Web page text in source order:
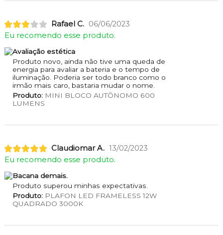
Rafael C. 06/06/2023
Eu recomendo esse produto.
Avaliação estética
Produto novo, ainda não tive uma queda de
energia para avaliar a bateria e o tempo de
iluminação. Poderia ser todo branco como o
irmão mais caro, bastaria mudar o nome.
Produto:MINI BLOCO AUTÔNOMO 600
LUMENS
Claudiomar A. 13/02/2023
Eu recomendo esse produto.
Bacana demais.
Produto superou minhas expectativas.
Produto:PLAFON LED FRAMELESS 12W
QUADRADO 3000K